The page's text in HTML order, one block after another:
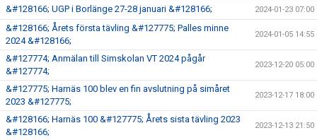
&#128166; UGP i Borlänge 27-28 januari &#128166; 2024-01-23 07:00
&#128166; Årets första tävling &#127775; Palles minne
2024 &#128166;
2024-01-05 14:55
&#127774; Anmälan till Simskolan VT 2024 pågår
&#127774;
2023-12-20 05:00
&#127775; Harnäs 100 blev en fin avslutning på simåret
2023 &#127775;
2023-12-17 18:00
&#128166; Harnäs 100 &#127775; Årets sista tävling 2023
&#128166;
2023-12-13 21:50